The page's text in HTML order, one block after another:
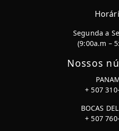
Segunda a
(9:00a.m –
Nossos
+ 507
BOCAS
+ 507